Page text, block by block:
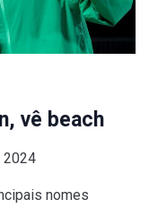
vê beach
2024
nomes